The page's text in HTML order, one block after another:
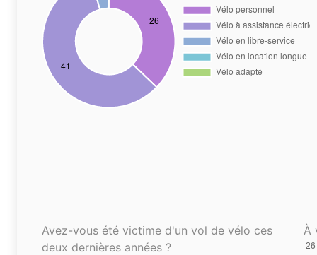
Avez-vous été victime d'un vol de vélo ces
deux dernières années ?
À